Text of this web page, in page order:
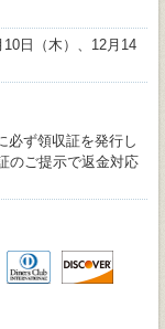
日（木）、12月14
必ず領収証を発行し
のご提示で返金対応